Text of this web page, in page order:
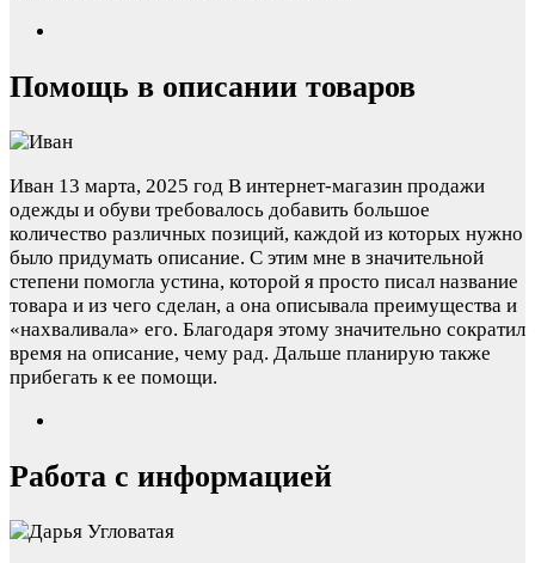
Помощь в описании товаров
Иван 13 марта, 2025 год В интернет-магазин продажи
одежды и обуви требовалось добавить большое
количество различных позиций, каждой из которых нужно
было придумать описание. С этим мне в значительной
степени помогла устина, которой я просто писал название
товара и из чего сделан, а она описывала преимущества и
«нахваливала» его. Благодаря этому значительно сократил
время на описание, чему рад. Дальше планирую также
прибегать к ее помощи.
Работа с информацией